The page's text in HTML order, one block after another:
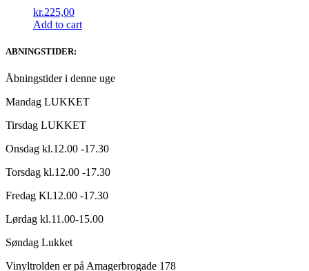
kr.225,00
Add to cart
ABNINGSTIDER:
Åbningstider i denne uge
Mandag LUKKET
Tirsdag LUKKET
Onsdag kl.12.00 -17.30
Torsdag kl.12.00 -17.30
Fredag Kl.12.00 -17.30
Lørdag kl.11.00-15.00
Søndag Lukket
Vinyltrolden er på Amagerbrogade 178